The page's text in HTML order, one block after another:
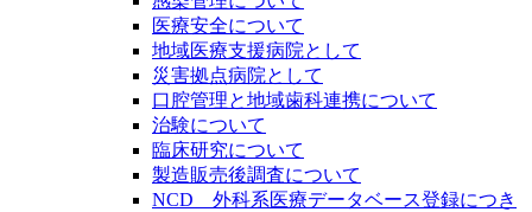
医療安全について
地域医療支援病院として
災害拠点病院として
口腔管理と地域歯科連携について
治験について
臨床研究について
製造販売後調査について
NCD 外科系医療データベース登録につき